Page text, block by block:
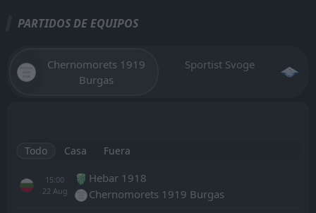
PARTIDOS DE EQUIPOS
Chernomorets 1919
Burgas
Sportist Svoge
Todo Casa Fuera
15:00
22 Aug
Hebar 1918
Chernomorets 1919 Burgas